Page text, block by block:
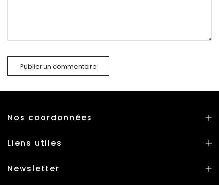
Nos coordonnées
Liens utiles
Newsletter